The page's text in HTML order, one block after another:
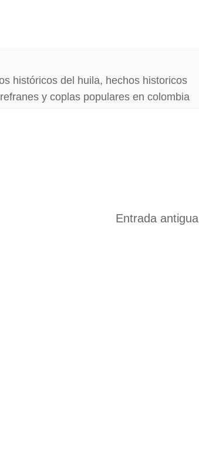
históricos del huila, hechos historicos
refranes y coplas populares en colombia
Entrada antigua